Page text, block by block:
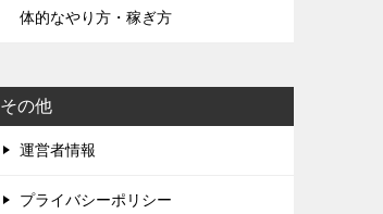
体的なやり方・稼ぎ方
その他
運営者情報
プライバシーポリシー